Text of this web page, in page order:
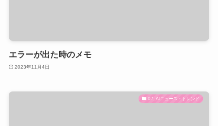
エラーが出た時のメモ
2023年11月4日
07_AIニュース・トレンド